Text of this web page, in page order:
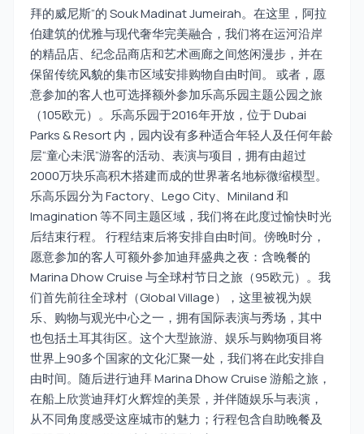
拜的威尼斯”的 Souk Madinat Jumeirah。在这里，阿拉
伯建筑的优雅与现代奢华完美融合，我们将在运河沿岸
的精品店、纪念品商店和艺术画廊之间悠闲漫步，并在
保留传统风貌的集市区域安排购物自由时间。 或者，愿
意参加的客人也可选择额外参加乐高乐园主题公园之旅
（105欧元）。乐高乐园于2016年开放，位于 Dubai
Parks & Resort 内，园内设有多种适合年轻人及任何年龄
层“童心未泯”游客的活动、表演与项目，拥有由超过
2000万块乐高积木搭建而成的世界著名地标微缩模型。
乐高乐园分为 Factory、Lego City、Miniland 和
Imagination 等不同主题区域，我们将在此度过愉快时光
后结束行程。 行程结束后将安排自由时间。傍晚时分，
愿意参加的客人可额外参加迪拜盛典之夜：含晚餐的
Marina Dhow Cruise 与全球村节日之旅（95欧元）。我
们首先前往全球村（Global Village），这里被视为娱
乐、购物与观光中心之一，拥有国际表演与秀场，其中
也包括土耳其街区。这个大型旅游、娱乐与购物项目将
世界上90多个国家的文化汇聚一处，我们将在此安排自
由时间。随后进行迪拜 Marina Dhow Cruise 游船之旅，
在船上欣赏迪拜灯火辉煌的美景，并伴随娱乐与表演，
从不同角度感受这座城市的魅力；行程包含自助晚餐及